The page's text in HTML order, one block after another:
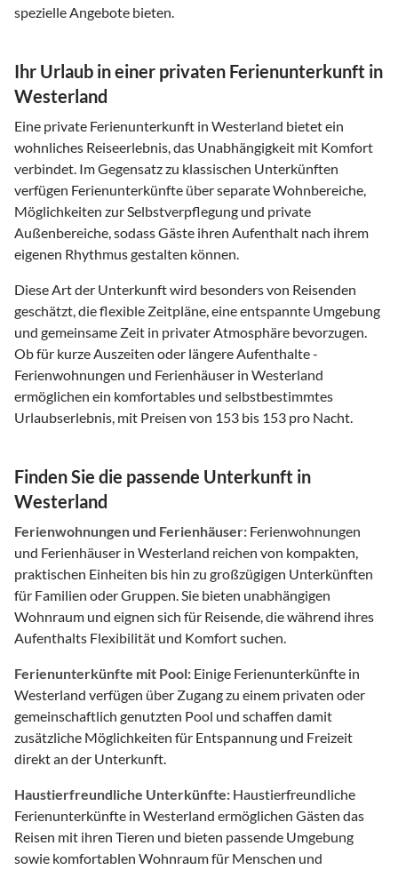
spezielle Angebote bieten.
Ihr Urlaub in einer privaten Ferienunterkunft in
Westerland
Eine private Ferienunterkunft in Westerland bietet ein
wohnliches Reiseerlebnis, das Unabhängigkeit mit Komfort
verbindet. Im Gegensatz zu klassischen Unterkünften
verfügen Ferienunterkünfte über separate Wohnbereiche,
Möglichkeiten zur Selbstverpflegung und private
Außenbereiche, sodass Gäste ihren Aufenthalt nach ihrem
eigenen Rhythmus gestalten können.
Diese Art der Unterkunft wird besonders von Reisenden
geschätzt, die flexible Zeitpläne, eine entspannte Umgebung
und gemeinsame Zeit in privater Atmosphäre bevorzugen.
Ob für kurze Auszeiten oder längere Aufenthalte -
Ferienwohnungen und Ferienhäuser in Westerland
ermöglichen ein komfortables und selbstbestimmtes
Urlaubserlebnis, mit Preisen von 153 bis 153 pro Nacht.
Finden Sie die passende Unterkunft in
Westerland
Ferienwohnungen und Ferienhäuser: Ferienwohnungen
und Ferienhäuser in Westerland reichen von kompakten,
praktischen Einheiten bis hin zu großzügigen Unterkünften
für Familien oder Gruppen. Sie bieten unabhängigen
Wohnraum und eignen sich für Reisende, die während ihres
Aufenthalts Flexibilität und Komfort suchen.
Ferienunterkünfte mit Pool: Einige Ferienunterkünfte in
Westerland verfügen über Zugang zu einem privaten oder
gemeinschaftlich genutzten Pool und schaffen damit
zusätzliche Möglichkeiten für Entspannung und Freizeit
direkt an der Unterkunft.
Haustierfreundliche Unterkünfte: Haustierfreundliche
Ferienunterkünfte in Westerland ermöglichen Gästen das
Reisen mit ihren Tieren und bieten passende Umgebung
sowie komfortablen Wohnraum für Menschen und